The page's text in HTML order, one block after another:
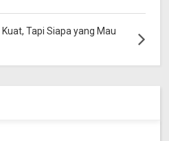
Tapi Siapa yang Mau